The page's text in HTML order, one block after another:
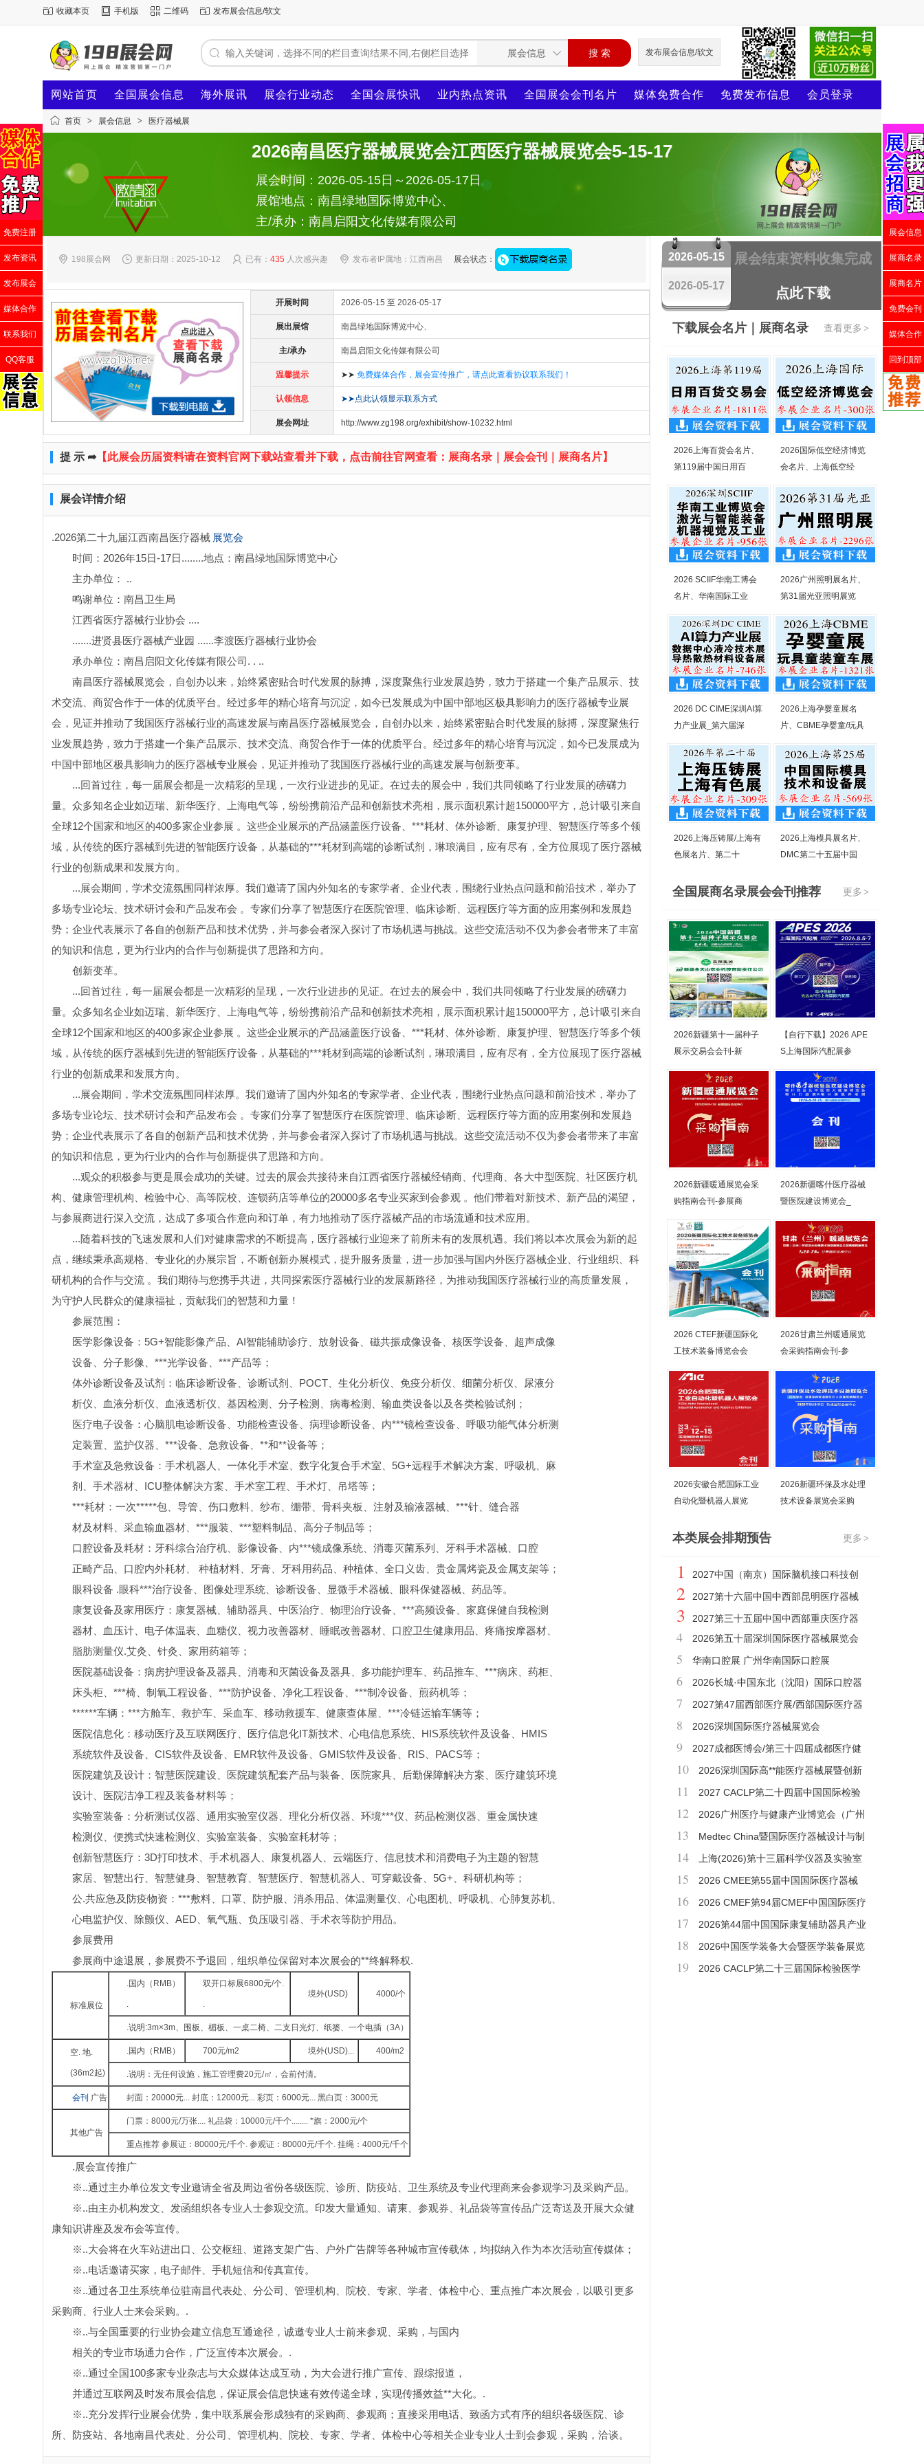
收藏本页 手机版 二维码 发布展会信息/软文
发布展会信息/软文
网站首页 全国展会信息 海外展讯 展会行业动态 全国会展快讯 业内热点资讯 全国展会会刊名片 媒体免费合作 免费发布信息 会员登录
首页 > 展会信息 > 医疗器械展
2026南昌医疗器械展览会江西医疗器械展览会5-15-17
展会时间：2026-05-15日～2026-05-17日
展馆地点：南昌绿地国际博览中心、
主/承办：南昌启阳文化传媒有限公司
198展会网 更新日期：2025-10-12 已有： 435 人次感兴趣 发布者IP属地：江西南昌 展会状态：
开展时间 2026-05-15 至 2026-05-17
展出展馆 南昌绿地国际博览中心、
主/承办 南昌启阳文化传媒有限公司
温馨提示 ➤➤ 免费媒体合作，展会宣传推广，请点此查看协议联系我们！
认领信息 ➤➤点此认领显示联系方式
展会网址 http://www.zg198.org/exhibit/show-10232.html
提 示 ➦【此展会历届资料请在资料官网下载站查看并下载，点击前往官网查看：展商名录｜展会会刊｜展商名片】
展会详情介绍
.2026第二十九届江西南昌医疗器械 展览会
时间：2026年15日-17日........地点：南昌绿地国际博览中心
主办单位： ..
鸣谢单位：南昌卫生局
江西省医疗器械行业协会 ....
.......进贤县医疗器械产业园 ......李渡医疗器械行业协会
承办单位：南昌启阳文化传媒有限公司. . ..
南昌医疗器械展览会，自创办以来，始终紧密贴合时代发展的脉搏，深度聚焦行业发展趋势，致力于搭建一个集产品展示、技
术交流、商贸合作于一体的优质平台。经过多年的精心培育与沉淀，如今已发展成为中国中部地区极具影响力的医疗器械专业展
会，见证并推动了我国医疗器械行业的高速发展与南昌医疗器械展览会，自创办以来，始终紧密贴合时代发展的脉搏，深度聚焦行
业发展趋势，致力于搭建一个集产品展示、技术交流、商贸合作于一体的优质平台。经过多年的精心培育与沉淀，如今已发展成为
中国中部地区极具影响力的医疗器械专业展会，见证并推动了我国医疗器械行业的高速发展与创新变革。
...回首过往，每一届展会都是一次精彩的呈现，一次行业进步的见证。在过去的展会中，我们共同领略了行业发展的磅礴力
量。众多知名企业如迈瑞、新华医疗、上海电气等，纷纷携前沿产品和创新技术亮相，展示面积累计超150000平方，总计吸引来自
全球12个国家和地区的400多家企业参展 。这些企业展示的产品涵盖医疗设备、***耗材、体外诊断、康复护理、智慧医疗等多个领
域，从传统的医疗器械到先进的智能医疗设备，从基础的***耗材到高端的诊断试剂，琳琅满目，应有尽有，全方位展现了医疗器械
行业的创新成果和发展方向。
...展会期间，学术交流氛围同样浓厚。我们邀请了国内外知名的专家学者、企业代表，围绕行业热点问题和前沿技术，举办了
多场专业论坛、技术研讨会和产品发布会 。专家们分享了智慧医疗在医院管理、临床诊断、远程医疗等方面的应用案例和发展趋
势；企业代表展示了各自的创新产品和技术优势，并与参会者深入探讨了市场机遇与挑战。这些交流活动不仅为参会者带来了丰富
的知识和信息，更为行业内的合作与创新提供了思路和方向。
创新变革。
...回首过往，每一届展会都是一次精彩的呈现，一次行业进步的见证。在过去的展会中，我们共同领略了行业发展的磅礴力
量。众多知名企业如迈瑞、新华医疗、上海电气等，纷纷携前沿产品和创新技术亮相，展示面积累计超150000平方，总计吸引来自
全球12个国家和地区的400多家企业参展 。这些企业展示的产品涵盖医疗设备、***耗材、体外诊断、康复护理、智慧医疗等多个领
域，从传统的医疗器械到先进的智能医疗设备，从基础的***耗材到高端的诊断试剂，琳琅满目，应有尽有，全方位展现了医疗器械
行业的创新成果和发展方向。
...展会期间，学术交流氛围同样浓厚。我们邀请了国内外知名的专家学者、企业代表，围绕行业热点问题和前沿技术，举办了
多场专业论坛、技术研讨会和产品发布会 。专家们分享了智慧医疗在医院管理、临床诊断、远程医疗等方面的应用案例和发展趋
势；企业代表展示了各自的创新产品和技术优势，并与参会者深入探讨了市场机遇与挑战。这些交流活动不仅为参会者带来了丰富
的知识和信息，更为行业内的合作与创新提供了思路和方向。
...观众的积极参与更是展会成功的关键。过去的展会共接待来自江西省医疗器械经销商、代理商、各大中型医院、社区医疗机
构、健康管理机构、检验中心、高等院校、连锁药店等单位的20000多名专业买家到会参观 。他们带着对新技术、新产品的渴望，
与参展商进行深入交流，达成了多项合作意向和订单，有力地推动了医疗器械产品的市场流通和技术应用。
...随着科技的飞速发展和人们对健康需求的不断提高，医疗器械行业迎来了前所未有的发展机遇。我们将以本次展会为新的起
点，继续秉承高规格、专业化的办展宗旨，不断创新办展模式，提升服务质量，进一步加强与国内外医疗器械企业、行业组织、科
研机构的合作与交流 。我们期待与您携手共进，共同探索医疗器械行业的发展新路径，为推动我国医疗器械行业的高质量发展，
为守护人民群众的健康福祉，贡献我们的智慧和力量！
参展范围：
医学影像设备：5G+智能影像产品、AI智能辅助诊疗、放射设备、磁共振成像设备、核医学设备、超声成像
设备、分子影像、***光学设备、***产品等；
体外诊断设备及试剂：临床诊断设备、诊断试剂、POCT、生化分析仪、免疫分析仪、细菌分析仪、尿液分
析仪、血液分析仪、血液透析仪、基因检测、分子检测、病毒检测、输血类设备以及各类检验试剂；
医疗电子设备：心脑肌电诊断设备、功能检查设备、病理诊断设备、内***镜检查设备、呼吸功能气体分析测
定装置、监护仪器、***设备、急救设备、**和**设备等；
手术室及急救设备：手术机器人、一体化手术室、数字化复合手术室、5G+远程手术解决方案、呼吸机、麻
剂、手术器材、ICU整体解决方案、手术室工程、手术灯、吊塔等；
***耗材：一次*****包、导管、伤口敷料、纱布、绷带、骨科夹板、注射及输液器械、***针、缝合器
材及材料、采血输血器材、***服装、***塑料制品、高分子制品等；
口腔设备及耗材：牙科综合治疗机、影像设备、内***镜成像系统、消毒灭菌系列、牙科手术器械、口腔
正畸产品、口腔内外耗材、 种植材料、牙膏、牙科用药品、种植体、全口义齿、贵金属烤瓷及金属支架等；
眼科设备 .眼科***治疗设备、图像处理系统、诊断设备、显微手术器械、眼科保健器械、药品等。
康复设备及家用医疗：康复器械、辅助器具、中医治疗、物理治疗设备、***高频设备、家庭保健自我检测
器材、血压计、电子体温表、血糖仪、视力改善器材、睡眠改善器材、口腔卫生健康用品、疼痛按摩器材、
脂肪测量仪.艾灸、针灸、家用药箱等；
医院基础设备：病房护理设备及器具、消毒和灭菌设备及器具、多功能护理车、药品推车、***病床、药柜、
床头柜、***椅、制氧工程设备、***防护设备、净化工程设备、***制冷设备、煎药机等；
******车辆：***方舱车、救护车、采血车、移动救援车、健康查体屋、***冷链运输车辆等；
医院信息化：移动医疗及互联网医疗、医疗信息化IT新技术、心电信息系统、HIS系统软件及设备、HMIS
系统软件及设备、CIS软件及设备、EMR软件及设备、GMIS软件及设备、RIS、PACS等；
医院建筑及设计：智慧医院建设、医院建筑配套产品与装备、医院家具、后勤保障解决方案、医疗建筑环境
设计、医院洁净工程及装备材料等；
实验室装备：分析测试仪器、通用实验室仪器、理化分析仪器、环境***仪、药品检测仪器、重金属快速
检测仪、便携式快速检测仪、实验室装备、实验室耗材等；
创新智慧医疗：3D打印技术、手术机器人、康复机器人、云端医疗、信息技术和消费电子为主题的智慧
家居、智慧出行、智慧健身、智慧教育、智慧医疗、智慧机器人、可穿戴设备、5G+、科研机构等；
公.共应急及防疫物资：***敷料、口罩、防护服、消杀用品、体温测量仪、心电图机、呼吸机、心肺复苏机、
心电监护仪、除颤仪、AED、氧气瓶、负压吸引器、手术衣等防护用品。
参展费用
参展商中途退展，参展费不予退回，组织单位保留对本次展会的**终解释权.
标准展位
.国内（RMB）
.
双开口标展6800元/个.
.
境外(USD) 4000/个
.说明:3m×3m、围板、楣板、一桌二椅、二支日光灯、纸篓、一个电插（3A）
空. 地.
(36m2起)
.国内（RMB） 700元/m2 境外(USD)... 400/m2
.说明：无任何设施，施工管理费20元/㎡，会前付清。
会刊 广告 封面：20000元... 封底：12000元... 彩页：6000元... 黑白页：3000元
其他广告
门票：8000元/万张.... 礼品袋：10000元/千个........ *旗：2000元/个
重点推荐 参展证：80000元/千个. 参观证：80000元/千个. 挂绳：4000元/千个
.展会宣传推广
※..通过主办单位发文专业邀请全省及周边省份各级医院、诊所、防疫站、卫生系统及专业代理商来会参观学习及采购产品。
※..由主办机构发文、发函组织各专业人士参观交流。印发大量通知、请柬、参观券、礼品袋等宣传品广泛寄送及开展大众健
康知识讲座及发布会等宣传。
※..大会将在火车站进出口、公交枢纽、道路支架广告、户外广告牌等各种城市宣传载体，均拟纳入作为本次活动宣传媒体；
※..电话邀请买家，电子邮件、手机短信和传真宣传。
※..通过各卫生系统单位驻南昌代表处、分公司、管理机构、院校、专家、学者、体检中心、重点推广本次展会，以吸引更多
采购商、行业人士来会采购。.
※..与全国重要的行业协会建立信息互通途径，诚邀专业人士前来参观、采购，与国内
相关的专业市场通力合作，广泛宣传本次展会。.
※..通过全国100多家专业杂志与大众媒体达成互动，为大会进行推广宣传、跟综报道，
并通过互联网及时发布展会信息，保证展会信息快速有效传递全球，实现传播效益**大化。.
※..充分发挥行业展会优势，集中联系展会形成独有的采购商、参观商；直接采用电话、致函方式有序的组织各级医院、诊
所、防疫站、各地南昌代表处、分公司、管理机构、院校、专家、学者、体检中心等相关企业专业人士到会参观，采购，洽谈。
2026-05-15
2026-05-17
展会结束资料收集完成
点此下载
查看更多 >
下载展会名片｜展商名录
2026上海百货会名片、
第119届中国日用百
2026国际低空经济博览
会名片、上海低空经
2026 SCIIF华南工博会
名片、华南国际工业
2026广州照明展名片、
第31届光亚照明展览
2026 DC CIME深圳AI算
力产业展_第六届深
2026上海孕婴童展名
片、CBME孕婴童/玩具
2026上海压铸展/上海有
色展名片、第二十
2026上海模具展名片、
DMC第二十五届中国
更多 >
全国展商名录展会会刊推荐
2026新疆第十一届种子
展示交易会会刊-新
【自行下载】2026 APE
S上海国际汽配展参
2026新疆暖通展览会采
购指南会刊-参展商
2026新疆喀什医疗器械
暨医院建设博览会_
2026 CTEF新疆国际化
工技术装备博览会会
2026甘肃兰州暖通展览
会采购指南会刊-参
2026安徽合肥国际工业
自动化暨机器人展览
2026新疆环保及水处理
技术设备展览会采购
更多 >
本类展会排期预告
1
2027中国（南京）国际脑机接口科技创
新与产业博览会
2
2027第十六届中国中西部昆明医疗器械
博览会
3
2027第三十五届中国中西部重庆医疗器
械博览会
4 2026第五十届深圳国际医疗器械展览会
5 华南口腔展 广州华南国际口腔展
6
2026长城·中国东北（沈阳）国际口腔器
材展览会暨学术交流会
7
2027第47届西部医疗展/西部国际医疗器
械展览会
8 2026深圳国际医疗器械展览会
9
2027成都医博会/第三十四届成都医疗健
康博览会
10
2026深圳国际高**能医疗器械展暨创新
医药展
11
2027 CACLP第二十四届中国国际检验
医学暨输血仪器试剂博览会
12
2026广州医疗与健康产业博览会（广州
医博会）
13
Medtec China暨国际医疗器械设计与制
造技术展览会
14
上海(2026)第十三届科学仪器及实验室
装备展览会
15
2026 CMEE第55届中国国际医疗器械
(山东)博览会
16
2026 CMEF第94届CMEF中国国际医疗
器械博览会
17
2026第44届中国国际康复辅助器具产业
展会暨国际福祉机器展会
18
2026中国医学装备大会暨医学装备展览
会
19
2026 CACLP第二十三届国际检验医学
免费注册
发布资讯
发布展会
媒体合作
联系我们
QQ客服
展会信息
展商名录
展商名片
免费会刊
媒体合作
回到顶部